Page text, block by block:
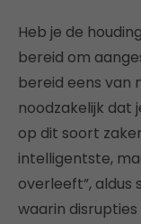
Heb je de
bereid om
bereid eens van
noodzakelijk dat
op dit soort
intelligentste,
overleeft”, aldus
waarin